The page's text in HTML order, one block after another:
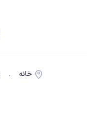
خانه -